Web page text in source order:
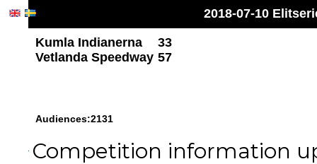
2018-07-10
Kumla Indianerna
33
Vetlanda Speedway 57
Audiences:2131
Competition information